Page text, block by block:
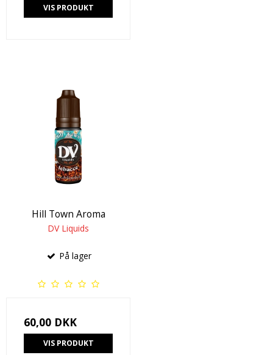
VIS PRODUKT
Hill Town Aroma
DV Liquids
På lager
60,00 DKK
VIS PRODUKT